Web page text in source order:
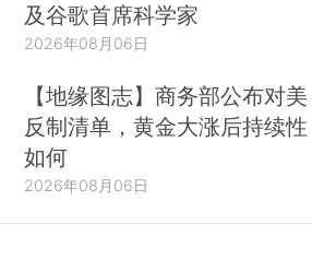
及谷歌首席科学家
2026年08月06日
【地缘图志】商务部公布对美
反制清单，黄金大涨后持续性
如何
2026年08月06日